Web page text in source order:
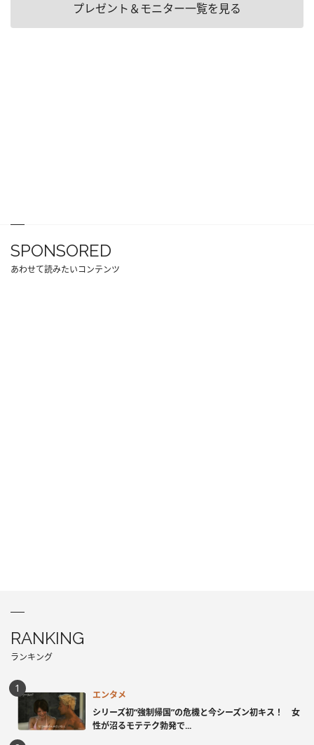
プレゼント＆モニター一覧を見る
SPONSORED
あわせて読みたいコンテンツ
RANKING
ランキング
エンタメ
シリーズ初“強制帰国”の危機と今シーズン初キス！ 女
性が沼るモテテク勃発で...